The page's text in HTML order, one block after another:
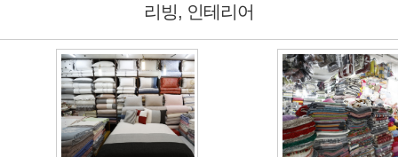
리빙, 인테리어